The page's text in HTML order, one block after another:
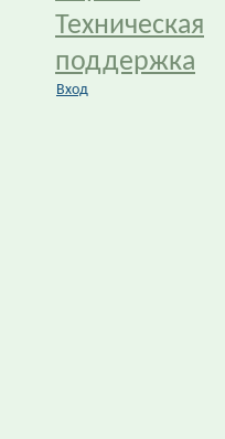
Техническая
поддержка
Вход